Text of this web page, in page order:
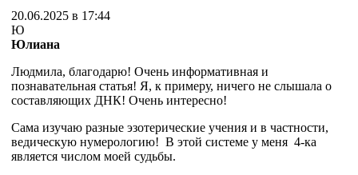
20.06.2025 в 17:44
Ю
Юлиана
Людмила, благодарю! Очень информативная и
познавательная статья! Я, к примеру, ничего не слышала о
составляющих ДНК! Очень интересно!
Сама изучаю разные эзотерические учения и в частности,
ведическую нумерологию! В этой системе у меня 4-ка
является числом моей судьбы.